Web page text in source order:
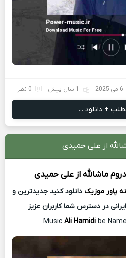
6 می 2025 1 سال پیش 0 نظر
+ دانلود ...
از علی حمیدی
دروم ماشالله ازعلی حمیدی
پاور موزیک دانلود کنید جدیدترین و
در دسترس شما کاربران عزیز
Music Ali Hamidi be Name